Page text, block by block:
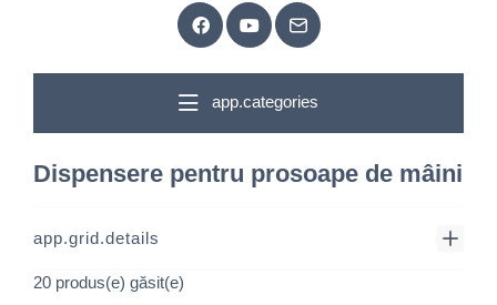
app.categories
Dispensere pentru prosoape de mâini
app.grid.details
20 produs(e) găsit(e)